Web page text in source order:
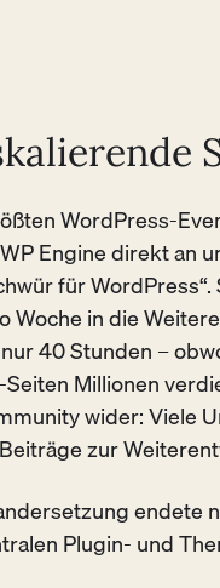
WordPress-
Engine direkt an
für
Woche in die
40 Stunden –
Millionen
wider: Viele
zur
endete
Plugin- und